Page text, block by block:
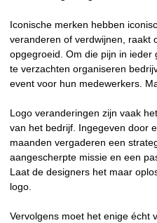
Iconische merken hebben
veranderen of verdwijnen, raakt
opgegroeid. Om die pijn in
te verzachten organiseren
event voor hun medewerkers.
Logo veranderingen zijn vaak
van het bedrijf. Ingegeven door
maanden vergaderen een
aangescherpte missie en een
Laat de designers het maar
logo.
Vervolgens moet het enige écht